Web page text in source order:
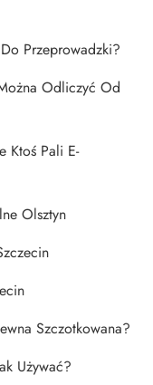
Przeprowadzki?
Odliczyć Od
Ktoś Pali E-
Olsztyn
Szczotkowana?
Używać?